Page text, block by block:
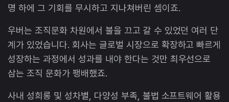
명 하에 그 기회를 무시하고 지나쳐버린 셈이죠.
우버는 조직문화 차원에서 불을 끄고 갈 수 있었던 여러 단
계가 있었습니다. 회사는 글로벌 시장으로 확장하고 빠르게
성장하는 과정에서 성과를 내야 한다는 것만 최우선으로
삼는 조직 문화가 팽배했죠.
사내 성희롱 및 성차별, 다양성 부족, 불법 소프트웨어 활용